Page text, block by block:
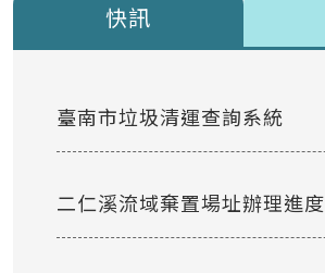
快訊
臺南市垃圾清運查詢系統
二仁溪流域棄置場址辦理進度